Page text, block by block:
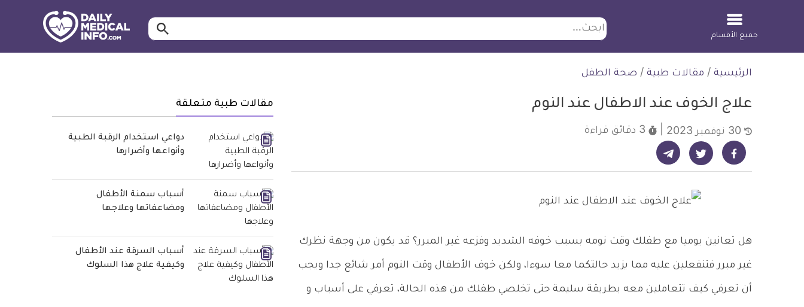
ابحث ابحث…
جميع الأقسام
الرئيسية / مقالات طبية / صحة الطفل
علاج الخوف عند الاطفال عند النوم
3 دقائق قراءة
شارك على فيسبوك - ديلي ميديكال انفو شارك على تويتر - ديلي ميديكال انفو شارك على تيليجرام - ديلي ميديكال انفو
هل تعانين يوميا مع طفلك وقت نومه بسبب خوفه الشديد وفزعه غير المبرر؟ قد يكون من وجهة نظرك
غير مبرر فتنفعلين عليه مما يزيد حالتكما معا سوءا، ولكن خوف الأطفال وقت النوم أمر شائع جدا ويجب
أن تعرفي كيف تتعاملين معه بطريقة سليمة حتى تخلصي طفلك من هذه الحالة، تعرفي على أسباب و
مقالات طبية متعلقة
دواعي استخدام الرقبة الطبية
وأنواعها وأضرارها
أسباب سمنة الأطفال
ومضاعفاتها وعلاجها
أسباب السرقة عند الأطفال
وكيفية علاج هذا السلوك